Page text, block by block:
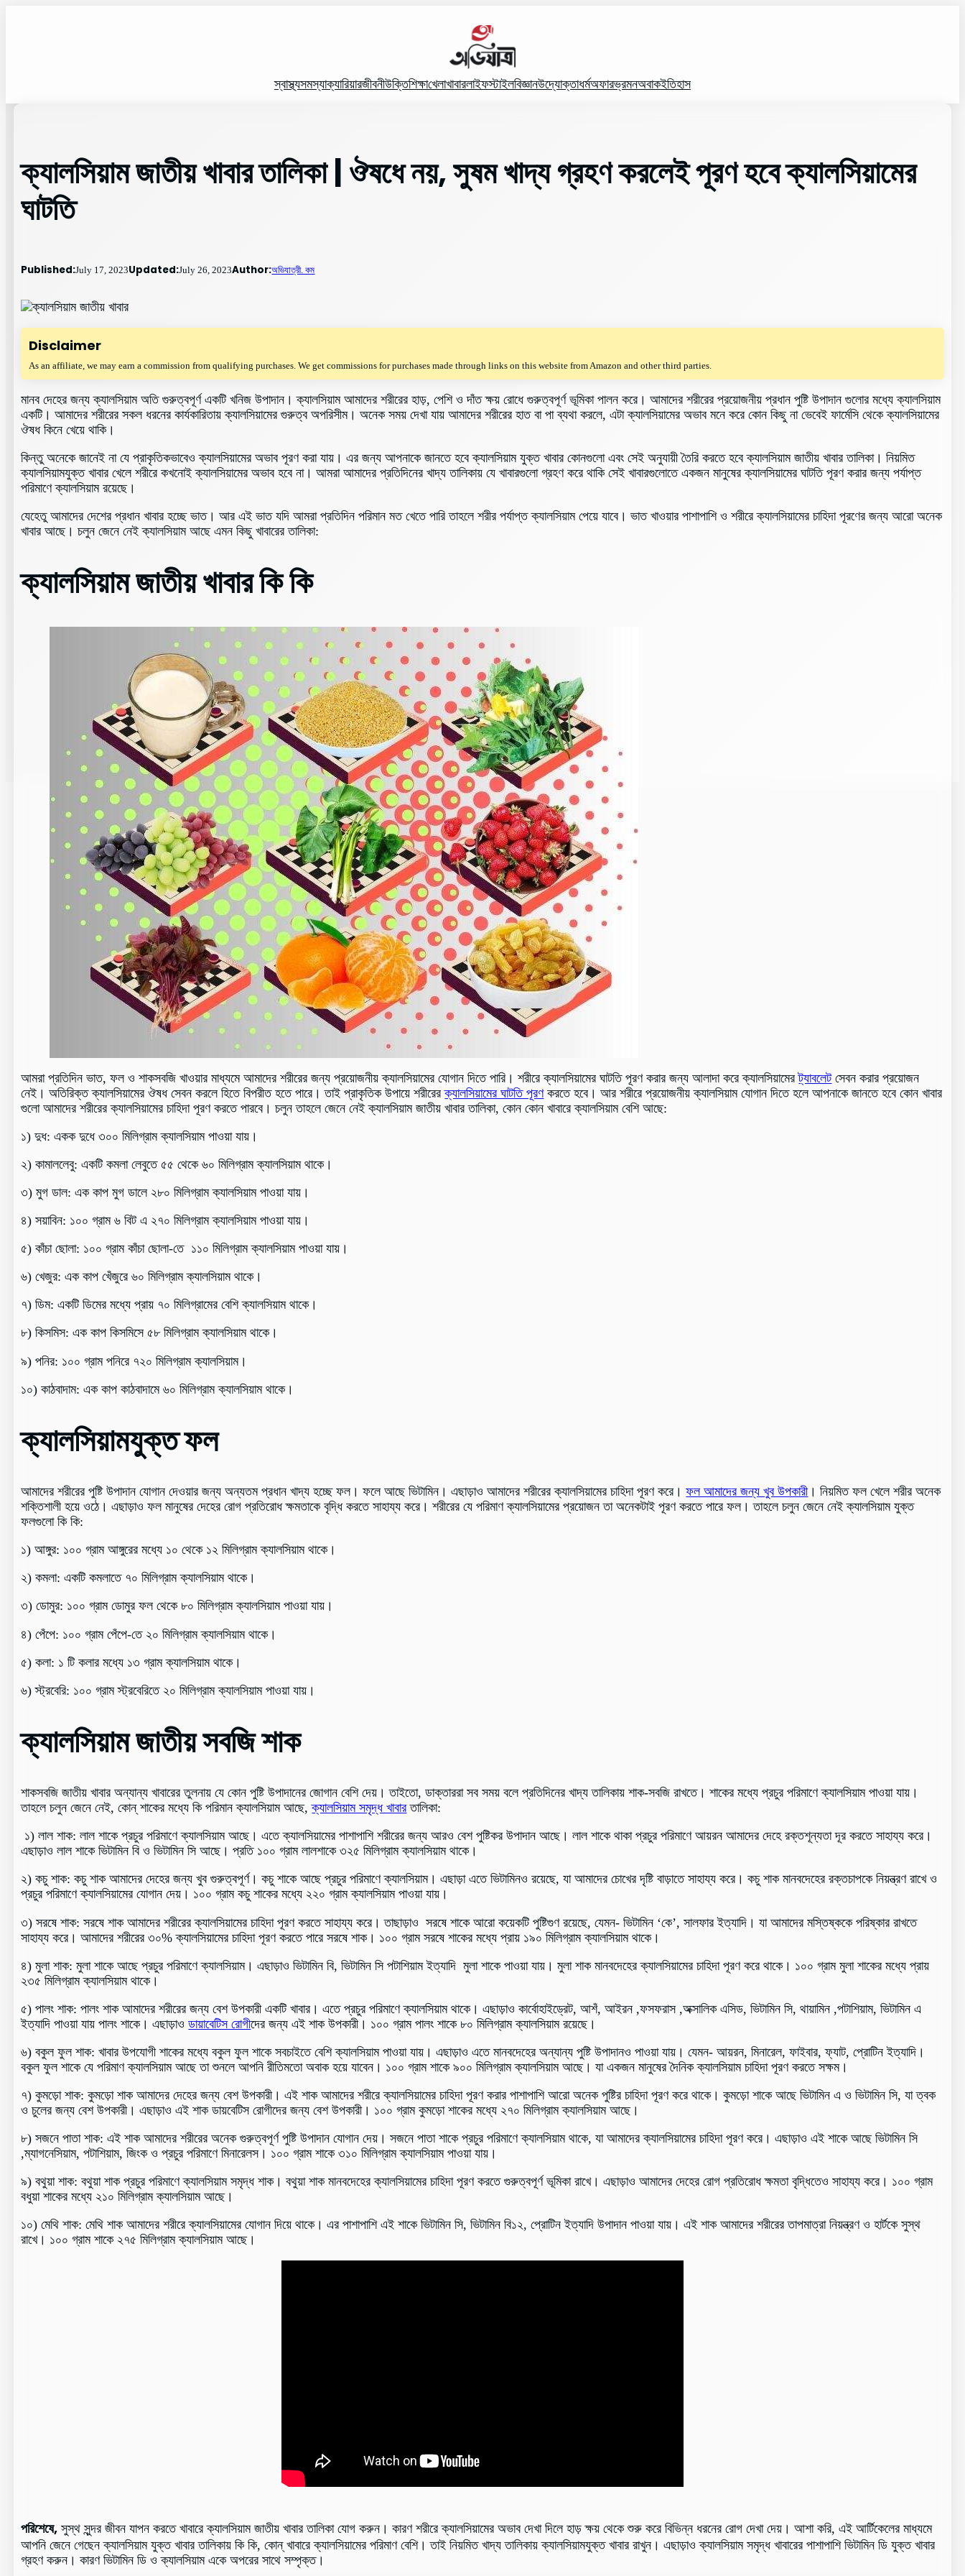
স্বাস্থ্যসমস্যাক্যারিয়ারজীবনীউক্তিশিক্ষাখেলাখাবারলাইফস্টাইলবিজ্ঞানউদ্যোক্তাধর্মঅফারভ্রমনঅবাকইতিহাস
ক্যালসিয়াম জাতীয় খাবার তালিকা | ঔষধে নয়, সুষম খাদ্য গ্রহণ করলেই পূরণ হবে ক্যালসিয়ামের
ঘাটতি
Published:July 17, 2023Updated:July 26, 2023Author:অভিযাত্রী. কম
Disclaimer
As an affiliate, we may earn a commission from qualifying purchases. We get commissions for purchases made through links on this website from Amazon and other third parties.
মানব দেহের জন্য ক্যালসিয়াম অতি গুরুত্বপূর্ণ একটি খনিজ উপাদান। ক্যালসিয়াম আমাদের শরীরের হাড়, পেশি ও দাঁত ক্ষয় রোধে গুরুত্বপূর্ণ ভূমিকা পালন করে। আমাদের শরীরের প্রয়োজনীয় প্রধান পুষ্টি উপাদান গুলোর মধ্যে ক্যালসিয়াম
একটি। আমাদের শরীরের সকল ধরনের কার্যকারিতায় ক্যালসিয়ামের গুরুত্ব অপরিসীম। অনেক সময় দেখা যায় আমাদের শরীরের হাত বা পা ব্যথা করলে, এটা ক্যালসিয়ামের অভাব মনে করে কোন কিছু না ভেবেই ফার্মেসি থেকে ক্যালসিয়ামের
ঔষধ কিনে খেয়ে থাকি।
কিন্তু অনেকে জানেই না যে প্রাকৃতিকভাবেও ক্যালসিয়ামের অভাব পূরণ করা যায়। এর জন্য আপনাকে জানতে হবে ক্যালসিয়াম যুক্ত খাবার কোনগুলো এবং সেই অনুযায়ী তৈরি করতে হবে ক্যালসিয়াম জাতীয় খাবার তালিকা। নিয়মিত
ক্যালসিয়ামযুক্ত খাবার খেলে শরীরে কখনোই ক্যালসিয়ামের অভাব হবে না। আমরা আমাদের প্রতিদিনের খাদ্য তালিকায় যে খাবারগুলো গ্রহণ করে থাকি সেই খাবারগুলোতে একজন মানুষের ক্যালসিয়ামের ঘাটতি পূরণ করার জন্য পর্যাপ্ত
পরিমাণে ক্যালসিয়াম রয়েছে।
যেহেতু আমাদের দেশের প্রধান খাবার হচ্ছে ভাত। আর এই ভাত যদি আমরা প্রতিদিন পরিমান মত খেতে পারি তাহলে শরীর পর্যাপ্ত ক্যালসিয়াম পেয়ে যাবে। ভাত খাওয়ার পাশাপাশি ও শরীরে ক্যালসিয়ামের চাহিদা পূরণের জন্য আরো অনেক
খাবার আছে। চলুন জেনে নেই ক্যালসিয়াম আছে এমন কিছু খাবারের তালিকা:
ক্যালসিয়াম জাতীয় খাবার কি কি
আমরা প্রতিদিন ভাত, ফল ও শাকসবজি খাওয়ার মাধ্যমে আমাদের শরীরের জন্য প্রয়োজনীয় ক্যালসিয়ামের যোগান দিতে পারি। শরীরে ক্যালসিয়ামের ঘাটতি পূরণ করার জন্য আলাদা করে ক্যালসিয়ামেরট্যাবলেটসেবন করার প্রয়োজন
নেই। অতিরিক্ত ক্যালসিয়ামের ঔষধ সেবন করলে হিতে বিপরীত হতে পারে। তাই প্রাকৃতিক উপায়ে শরীরেরক্যালসিয়ামের ঘাটতি পূরণকরতে হবে। আর শরীরে প্রয়োজনীয় ক্যালসিয়াম যোগান দিতে হলে আপনাকে জানতে হবে কোন খাবার
গুলো আমাদের শরীরের ক্যালসিয়ামের চাহিদা পূরণ করতে পারবে। চলুন তাহলে জেনে নেই ক্যালসিয়াম জাতীয় খাবার তালিকা, কোন কোন খাবারে ক্যালসিয়াম বেশি আছে:
১) দুধ: একক দুধে ৩০০ মিলিগ্রাম ক্যালসিয়াম পাওয়া যায়।
২) কামাললেবু: একটি কমলা লেবুতে ৫৫ থেকে ৬০ মিলিগ্রাম ক্যালসিয়াম থাকে।
৩) মুগ ডাল: এক কাপ মুগ ডালে ২৮০ মিলিগ্রাম ক্যালসিয়াম পাওয়া যায়।
৪) সয়াবিন: ১০০ গ্রাম ৬ বিট এ ২৭০ মিলিগ্রাম ক্যালসিয়াম পাওয়া যায়।
৫) কাঁচা ছোলা: ১০০ গ্রাম কাঁচা ছোলা-তে ১১০ মিলিগ্রাম ক্যালসিয়াম পাওয়া যায়।
৬) খেজুর: এক কাপ খেঁজুরে ৬০ মিলিগ্রাম ক্যালসিয়াম থাকে।
৭) ডিম: একটি ডিমের মধ্যে প্রায় ৭০ মিলিগ্রামের বেশি ক্যালসিয়াম থাকে।
৮) কিসমিস: এক কাপ কিসমিসে ৫৮ মিলিগ্রাম ক্যালসিয়াম থাকে।
৯) পনির: ১০০ গ্রাম‌ পনিরে ৭২০ মিলিগ্রাম ক্যালসিয়াম।
১০) কাঠবাদাম: এক কাপ কাঠবাদামে ৬০ মিলিগ্রাম ক্যালসিয়াম থাকে।
ক্যালসিয়ামযুক্ত ফল
আমাদের শরীরের পুষ্টি উপাদান যোগান দেওয়ার জন্য অন্যতম প্রধান খাদ্য হচ্ছে ফল। ফলে আছে ভিটামিন। এছাড়াও আমাদের শরীরের ক্যালসিয়ামের চাহিদা পূরণ করে।ফল আমাদের জন্য খুব উপকারী। নিয়মিত ফল খেলে শরীর অনেক
শক্তিশালী হয়ে ওঠে। এছাড়াও ফল মানুষের দেহের রোগ প্রতিরোধ ক্ষমতাকে বৃদ্ধি করতে সাহায্য করে। শরীরের যে পরিমাণ ক্যালসিয়ামের প্রয়োজন তা অনেকটাই পূরণ করতে পারে ফল। তাহলে চলুন জেনে নেই ক্যালসিয়াম যুক্ত
ফলগুলো কি কি:
১) আঙ্গুর: ১০০ গ্রাম আঙ্গুরের মধ্যে ১০ থেকে ১২ মিলিগ্রাম ক্যালসিয়াম থাকে।
২) কমলা: একটি কমলাতে ৭০ মিলিগ্রাম ক্যালসিয়াম থাকে।
৩) ডোমুর: ১০০ গ্রাম ডোমুর ফল থেকে ৮০ মিলিগ্রাম ক্যালসিয়াম পাওয়া যায়।
৪) পেঁপে: ১০০ গ্রাম পেঁপে-তে ২০ মিলিগ্রাম ক্যালসিয়াম থাকে।
৫) কলা: ১ টি কলার মধ্যে ১৩ গ্রাম ক্যালসিয়াম থাকে।
৬) স্ট্রবেরি: ১০০ গ্রাম স্ট্রবেরিতে ২০ মিলিগ্রাম ক্যালসিয়াম পাওয়া যায়।
ক্যালসিয়াম জাতীয় সবজি শাক
শাকসবজি জাতীয় খাবার অন্যান্য খাবারের তুলনায় যে কোন পুষ্টি উপাদানের জোগান বেশি দেয়। তাইতো, ডাক্তাররা সব সময় বলে প্রতিদিনের খাদ্য তালিকায় শাক-সবজি রাখতে। শাকের মধ্যে প্রচুর পরিমাণে ক্যালসিয়াম পাওয়া যায়।
তাহলে চলুন জেনে নেই, কোন্‌ শাকের মধ্যে কি পরিমান ক্যালসিয়াম আছে,ক্যালসিয়াম সমৃদ্ধ খাবারতালিকা:
১) লাল শাক: লাল শাকে প্রচুর পরিমাণে ক্যালসিয়াম আছে। এতে ক্যালসিয়ামের পাশাপাশি শরীরের জন্য আরও বেশ পুষ্টিকর উপাদান আছে। লাল শাকে থাকা প্রচুর পরিমাণে আয়রন আমাদের দেহে রক্তশূন্যতা দূর করতে সাহায্য করে।
এছাড়াও লাল শাকে ভিটামিন বি ও ভিটামিন সি আছে। প্রতি ১০০ গ্রাম লালশাকে ৩২৫ মিলিগ্রাম ক্যালসিয়াম থাকে।
২) কচু শাক: কচু শাক আমাদের দেহের জন্য খুব গুরুত্বপূর্ণ। কচু শাকে আছে প্রচুর পরিমাণে ক্যালসিয়াম। এছাড়া এতে ভিটামিনও রয়েছে, যা আমাদের চোখের দৃষ্টি বাড়াতে সাহায্য করে। কচু শাক মানবদেহের রক্তচাপকে নিয়ন্ত্রণ রাখে ও
প্রচুর পরিমাণে ক্যালসিয়ামের যোগান দেয়। ১০০ গ্রাম কচু শাকের মধ্যে ২২০ গ্রাম ক্যালসিয়াম পাওয়া যায়।
৩) সরষে শাক: সরষে শাক আমাদের শরীরের ক্যালসিয়ামের চাহিদা পূরণ করতে সাহায্য করে। তাছাড়াও সরষে শাকে আরো কয়েকটি পুষ্টিগুণ রয়েছে, যেমন- ভিটামিন ‘কে’, সালফার ইত্যাদি। যা আমাদের মস্তিষ্ককে পরিষ্কার রাখতে
সাহায্য করে। আমাদের শরীরের ৩০% ক্যালসিয়ামের চাহিদা পূরণ করতে পারে সরষে শাক। ১০০ গ্রাম সরষে শাকের মধ্যে প্রায় ১৯০ মিলিগ্রাম ক্যালসিয়াম থাকে।
৪) মুলা শাক: মুলা শাকে আছে প্রচুর পরিমাণে ক্যালসিয়াম। এছাড়াও ভিটামিন বি, ভিটামিন সি পটাশিয়াম ইত্যাদি মুলা শাকে পাওয়া যায়। মুলা শাক মানবদেহের ক্যালসিয়ামের চাহিদা পূরণ করে থাকে। ১০০ গ্রাম মুলা শাকের মধ্যে প্রায়
২৩৫ মিলিগ্রাম ক্যালসিয়াম থাকে।
৫) পালং শাক: পালং শাক আমাদের শরীরের জন্য বেশ উপকারী একটি খাবার। এতে প্রচুর পরিমাণে ক্যালসিয়াম থাকে। এছাড়াও কার্বোহাইড্রেট, আশঁ, আইরন ,ফসফরাস ,অক্সালিক এসিড, ভিটামিন সি, থায়ামিন ,পটাশিয়াম, ভিটামিন এ
ইত্যাদি পাওয়া যায় পালং শাকে। এছাড়াওডায়াবেটিস রোগীদের জন্য এই শাক উপকারী। ১০০ গ্রাম পালং শাকে ৮০ মিলিগ্রাম ক্যালসিয়াম রয়েছে।
৬) বকুল ফুল শাক: খাবার উপযোগী শাকের মধ্যে বকুল ফুল শাকে সবচাইতে বেশি ক্যালসিয়াম পাওয়া যায়। এছাড়াও এতে মানবদেহের অন্যান্য পুষ্টি উপাদানও পাওয়া যায়। যেমন- আয়রন, মিনারেল, ফাইবার, ফ্যাট, প্রোটিন ইত্যাদি।
বকুল ফুল শাকে যে পরিমাণ ক্যালসিয়াম আছে তা শুনলে আপনি রীতিমতো অবাক হয়ে যাবেন। ১০০ গ্রাম শাকে ৯০০ মিলিগ্রাম ক্যালসিয়াম আছে। যা একজন মানুষের দৈনিক ক্যালসিয়াম চাহিদা পূরণ করতে সক্ষম।
৭) কুমড়ো শাক: কুমড়ো শাক আমাদের দেহের জন্য বেশ উপকারী। এই শাক আমাদের শরীরে ক্যালসিয়ামের চাহিদা পূরণ করার পাশাপাশি আরো অনেক পুষ্টির চাহিদা পূরণ করে থাকে। কুমড়ো শাকে আছে ভিটামিন এ ও ভিটামিন সি, যা ত্বক
ও চুলের জন্য বেশ উপকারী। এছাড়াও এই শাক ডায়বেটিস রোগীদের জন্য বেশ উপকারী। ১০০ গ্রাম কুমড়ো শাকের মধ্যে ২৭০ মিলিগ্রাম ক্যালসিয়াম আছে।
৮) সজনে পাতা শাক: এই শাক আমাদের শরীরের অনেক গুরুত্বপূর্ণ পুষ্টি উপাদান যোগান দেয়। সজনে পাতা শাকে প্রচুর পরিমাণে ক্যালসিয়াম থাকে, যা আমাদের ক্যালসিয়ামের চাহিদা পূরণ করে। এছাড়াও এই শাকে আছে ভিটামিন সি
,ম্যাগনেসিয়াম, পটাশিয়াম, জিংক ও প্রচুর পরিমাণে মিনারেলস। ১০০ গ্রাম শাকে ৩১০ মিলিগ্রাম ক্যালসিয়াম পাওয়া যায়।
৯) বথুয়া শাক: বথুয়া শাক প্রচুর পরিমাণে ক্যালসিয়াম সমৃদ্ধ শাক। বথুয়া শাক মানবদেহের ক্যালসিয়ামের চাহিদা পূরণ করতে গুরুত্বপূর্ণ ভূমিকা রাখে। এছাড়াও আমাদের দেহের রোগ প্রতিরোধ ক্ষমতা বৃদ্ধিতেও সাহায্য করে। ১০০ গ্রাম
বধুয়া শাকের মধ্যে ২১০ মিলিগ্রাম ক্যালসিয়াম আছে।
১০) মেথি শাক: মেথি শাক আমাদের শরীরে ক্যালসিয়ামের যোগান দিয়ে থাকে। এর পাশাপাশি এই শাকে ভিটামিন সি, ভিটামিন বি১২, প্রোটিন ইত্যাদি উপাদান পাওয়া যায়। এই শাক আমাদের শরীরের তাপমাত্রা নিয়ন্ত্রণ ও হার্টকে সুস্থ
রাখে। ১০০ গ্রাম শাকে ২৭৫ মিলিগ্রাম ক্যালসিয়াম আছে।
পরিশেষে, সুস্থ সুন্দর জীবন যাপন করতে খাবারে ক্যালসিয়াম জাতীয় খাবার তালিকা যোগ করুন। কারণ শরীরে ক্যালসিয়ামের অভাব দেখা দিলে হাড় ক্ষয় থেকে শুরু করে বিভিন্ন ধরনের রোগ দেখা দেয়। আশা করি, এই আর্টিকেলের মাধ্যমে
আপনি জেনে গেছেন ক্যালসিয়াম যুক্ত খাবার তালিকায় কি কি, কোন্‌ খাবারে ক্যালসিয়ামের পরিমাণ বেশি। তাই নিয়মিত খাদ্য তালিকায় ক্যালসিয়ামযুক্ত খাবার রাখুন। এছাড়াও ক্যালসিয়াম সমৃদ্ধ খাবারের পাশাপাশি ভিটামিন ডি যুক্ত খাবার
গ্রহণ করুন। কারণ ভিটামিন ডি ও ক্যালসিয়াম একে অপরের সাথে সম্পৃক্ত।